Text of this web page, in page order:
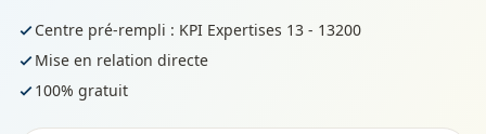
Centre pré-rempli : KPI Expertises 13 - 13200
Mise en relation directe
100% gratuit